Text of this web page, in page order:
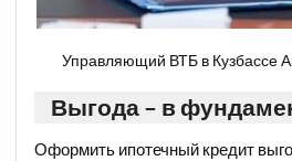
Управляющий ВТБ в Кузбассе
Выгода – в
Оформить ипотечный кредит